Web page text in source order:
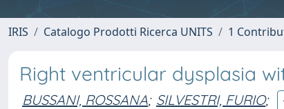
IRIS Catalogo Prodotti Ricerca UNITS 1
Right ventricular dysplasia
BUSSANI, ROSSANA; SILVESTRI, FURIO;